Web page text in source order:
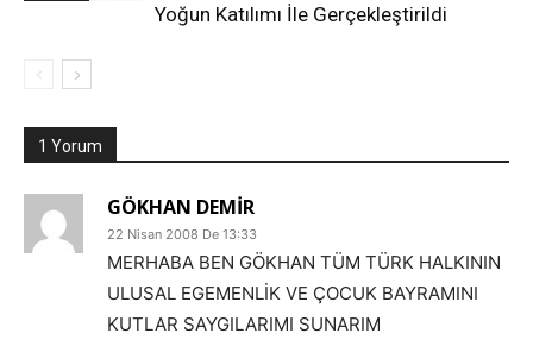
Yoğun Katılımı İle Gerçekleştirildi
1 Yorum
GÖKHAN DEMİR
22 Nisan 2008 De 13:33
MERHABA BEN GÖKHAN TÜM TÜRK HALKININ
ULUSAL EGEMENLİK VE ÇOCUK BAYRAMINI
KUTLAR SAYGILARIMI SUNARIM